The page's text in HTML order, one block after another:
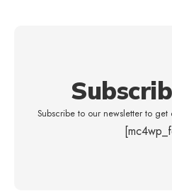
Subscribe to our newsletter to